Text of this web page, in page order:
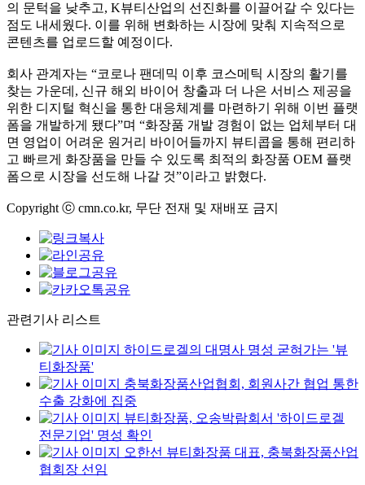
의 문턱을 낮추고, K뷰티산업의 선진화를 이끌어갈 수 있다는
점도 내세웠다. 이를 위해 변화하는 시장에 맞춰 지속적으로
콘텐츠를 업로드할 예정이다.
회사 관계자는 “코로나 팬데믹 이후 코스메틱 시장의 활기를
찾는 가운데 , 신규 해외 바이어 창출과 더 나은 서비스 제공을
위한 디지털 혁신을 통한 대응체계를 마련하기 위해 이번 플랫
폼을 개발하게 됐다”며 “화장품 개발 경험이 없는 업체부터 대
면 영업이 어려운 원거리 바이어들까지 뷰티콥을 통해 편리하
고 빠르게 화장품을 만들 수 있도록 최적의 화장품 OEM 플랫
폼으로 시장을 선도해 나갈 것”이라고 밝혔다.
Copyright ⓒ cmn.co.kr, 무단 전재 및 재배포 금지
관련기사 리스트
하이드로겔의 대명사 명성 굳혀가는 '뷰
티화장품'
충북화장품산업협회, 회원사간 협업 통한
수출 강화에 집중
뷰티화장품, 오송박람회서 '하이드로겔
전문기업' 명성 확인
오한선 뷰티화장품 대표, 충북화장품산업
협회장 선임